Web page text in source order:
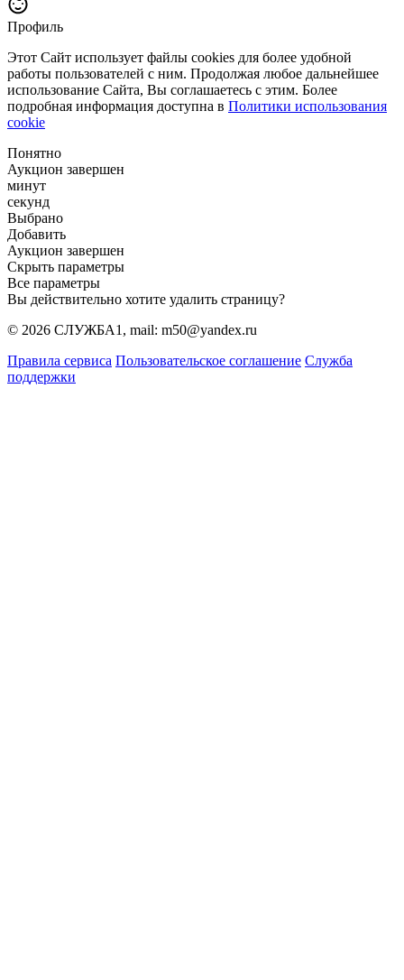
Профиль
Этот Сайт использует файлы cookies для более удобной
работы пользователей с ним. Продолжая любое дальнейшее
использование Сайта, Вы соглашаетесь с этим. Более
подробная информация доступна в Политики использования
cookie
Понятно
Аукцион завершен
минут
секунд
Выбрано
Добавить
Аукцион завершен
Скрыть параметры
Все параметры
Вы действительно хотите удалить страницу?
© 2026 СЛУЖБА1, mail: m50@yandex.ru
Правила сервиса Пользовательское соглашение Служба
поддержки